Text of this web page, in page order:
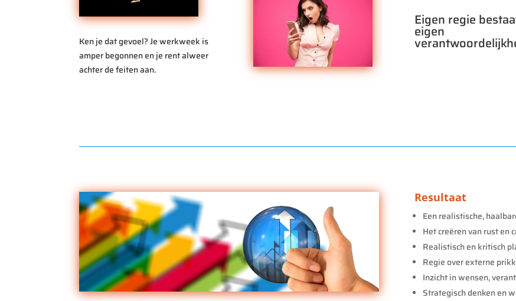
Ken je dat gevoel? Je werkweek is
amper begonnen en je rent alweer
achter de feiten aan.
Eigen regie
eigen
Resultaat
Een realistische,
Het creëren van rust en
Realistisch en kritisch
Regie over externe
Inzicht in wensen,
Strategisch denken en